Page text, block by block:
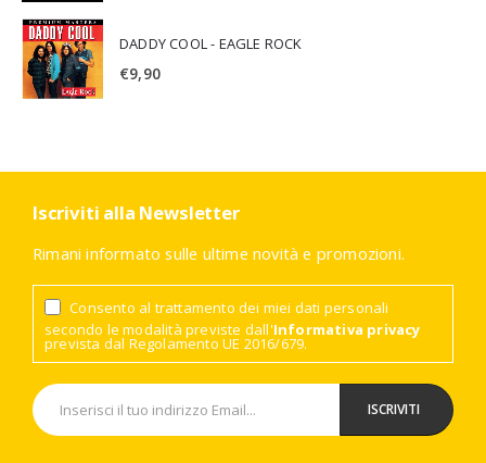
DADDY COOL - EAGLE ROCK
€9,90
Iscriviti alla Newsletter
Rimani informato sulle ultime novità e promozioni.
Consento al trattamento dei miei dati personali
secondo le modalità previste dall'Informativa privacy
prevista dal Regolamento UE 2016/679.